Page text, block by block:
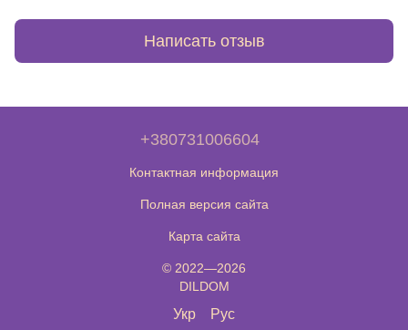
Написать отзыв
+380731006604
Контактная информация
Полная версия сайта
Карта сайта
© 2022—2026
DILDOM
Укр Рус